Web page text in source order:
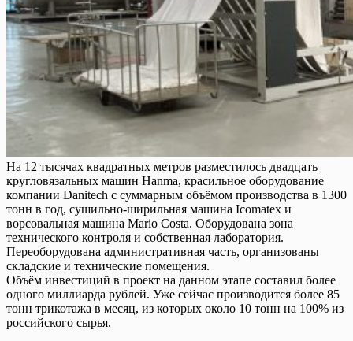
На 12 тысячах квадратных метров разместилось двадцать
кругло­вязальных машин Hanma, красильное оборудование
компании Danitech с суммарным объёмом производства в 1300
тонн в год, сушильно-ширильная машина Icomatex и
ворсовальная машина Mario Costa. Оборудована зона
технического контроля и собственная лаборатория.
Переоборудована административная часть, организованы
складские и технические помещения.
Объём инвестиций в проект на данном этапе составил более
одного миллиарда рублей. Уже сейчас производится более 85
тонн трикотажа в месяц, из которых около 10 тонн на 100% из
российского сырья.